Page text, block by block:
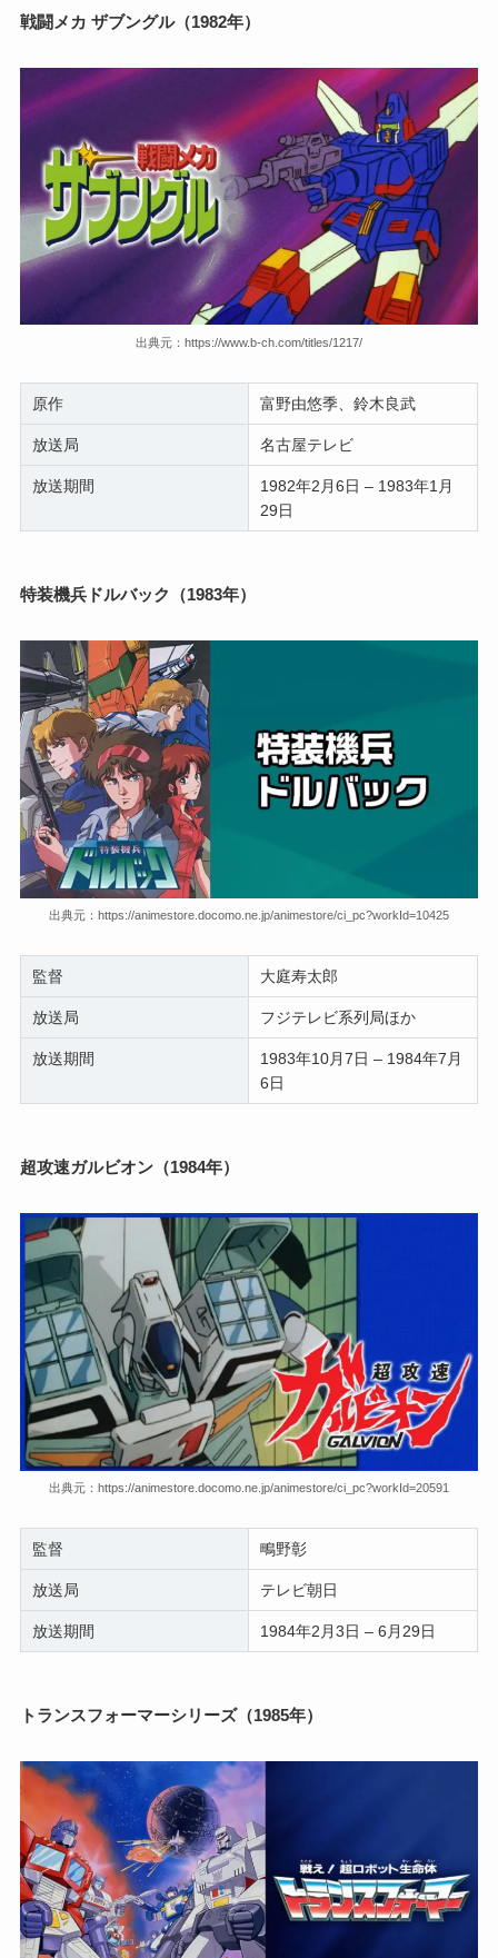
戦闘メカ ザブングル（1982年）
出典元：https://www.b-ch.com/titles/1217/
原作 富野由悠季、鈴木良武
放送局 名古屋テレビ
放送期間
1982年2月6日 – 1983年1月
29日
特装機兵ドルバック（1983年）
出典元：https://animestore.docomo.ne.jp/animestore/ci_pc?workId=10425
監督 大庭寿太郎
放送局 フジテレビ系列局ほか
放送期間
1983年10月7日 – 1984年7月
6日
超攻速ガルビオン（1984年）
出典元：https://animestore.docomo.ne.jp/animestore/ci_pc?workId=20591
監督 鴫野彰
放送局 テレビ朝日
放送期間 1984年2月3日 – 6月29日
トランスフォーマーシリーズ（1985年）